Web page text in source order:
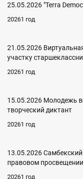
25.05.2026 "Terra
20261 год
21.05.2026
участку
20261 год
15.05.2026 Молодежь
творческий диктант
20261 год
13.05.2026
правовом
20261 год